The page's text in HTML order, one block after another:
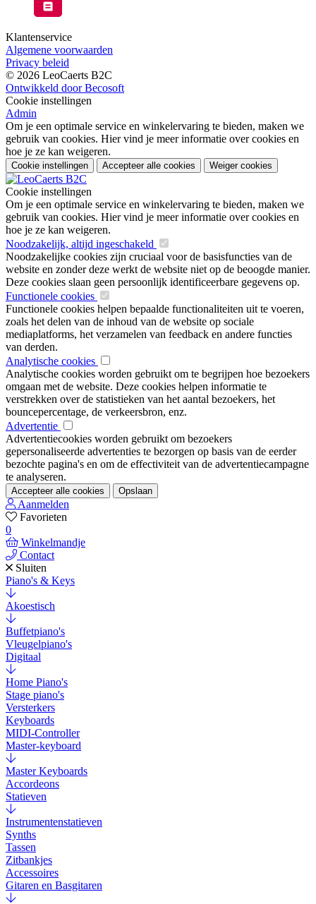
Klantenservice
Algemene voorwaarden
Privacy beleid
© 2026 LeoCaerts B2C
Ontwikkeld door Becosoft
Cookie instellingen
Admin
Om je een optimale service en winkelervaring te bieden, maken we
gebruik van cookies. Hier vind je meer informatie over cookies en
hoe je ze kan weigeren.
Cookie instellingen Accepteer alle cookies Weiger cookies
Cookie instellingen
Om je een optimale service en winkelervaring te bieden, maken we
gebruik van cookies. Hier vind je meer informatie over cookies en
hoe je ze kan weigeren.
Noodzakelijk, altijd ingeschakeld
Noodzakelijke cookies zijn cruciaal voor de basisfuncties van de
website en zonder deze werkt de website niet op de beoogde manier.
Deze cookies slaan geen persoonlijk identificeerbare gegevens op.
Functionele cookies
Functionele cookies helpen bepaalde functionaliteiten uit te voeren,
zoals het delen van de inhoud van de website op sociale
mediaplatforms, het verzamelen van feedback en andere functies
van derden.
Analytische cookies
Analytische cookies worden gebruikt om te begrijpen hoe bezoekers
omgaan met de website. Deze cookies helpen informatie te
verstrekken over de statistieken van het aantal bezoekers, het
bouncepercentage, de verkeersbron, enz.
Advertentie
Advertentiecookies worden gebruikt om bezoekers
gepersonaliseerde advertenties te bezorgen op basis van de eerder
bezochte pagina's en om de effectiviteit van de advertentiecampagne
te analyseren.
Accepteer alle cookies Opslaan
Aanmelden
Favorieten
0
Winkelmandje
Contact
Sluiten
Piano's & Keys
Akoestisch
Buffetpiano's
Vleugelpiano's
Digitaal
Home Piano's
Stage piano's
Versterkers
Keyboards
MIDI-Controller
Master-keyboard
Master Keyboards
Accordeons
Statieven
Instrumentenstatieven
Synths
Tassen
Zitbankjes
Accessoires
Gitaren en Basgitaren